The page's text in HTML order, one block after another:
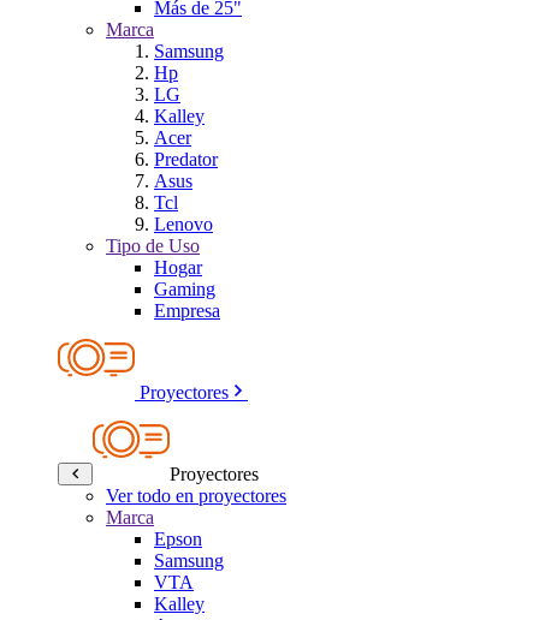
Más de 25"
Marca
Samsung
Hp
LG
Kalley
Acer
Predator
Asus
Tcl
Lenovo
Tipo de Uso
Hogar
Gaming
Empresa
Proyectores
Proyectores
Ver todo en proyectores
Marca
Epson
Samsung
VTA
Kalley